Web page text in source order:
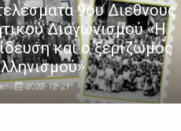
9ου Διεθνούς
Διαγωνισμού «Η
και ο ξεριζωμός
2022-12-21